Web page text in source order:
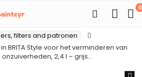
0
filters and patronen
BRITA Style voor het verminderen van
2,4 l – grijs…